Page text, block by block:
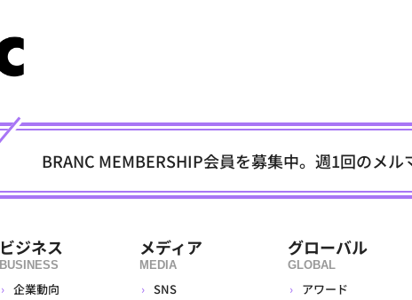
BRANC MEMBERSHIP会員を募集中。週1回のメ
ビジネス
BUSINESS
企業動向
メディア
MEDIA
SNS
グローバル
GLOBAL
アワード